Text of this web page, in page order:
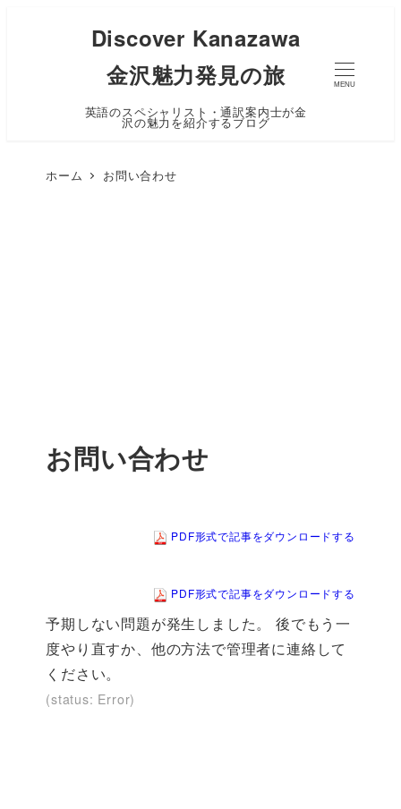
Discover Kanazawa
金沢魅力発見の旅
英語のスペシャリスト・通訳案内士が金
沢の魅力を紹介するブログ
MENU
ホーム お問い合わせ
お問い合わせ
PDF形式で記事をダウンロードする
PDF形式で記事をダウンロードする
予期しない問題が発生しました。 後でもう一
度やり直すか、他の方法で管理者に連絡して
ください。
(status: Error)